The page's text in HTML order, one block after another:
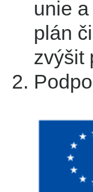
unie
plán
zvýšit